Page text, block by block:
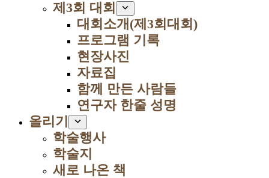
제3회 대회
대회소개(제3회대회)
프로그램 기록
현장사진
자료집
함께 만든 사람들
연구자 한줄 성명
올리기
학술행사
학술지
새로 나온 책